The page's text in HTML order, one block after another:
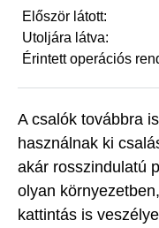
Először látott:
Utoljára látva:
Érintett operációs
A csalók továbbra
használnak ki
akár rosszindulatú
olyan
kattintás is